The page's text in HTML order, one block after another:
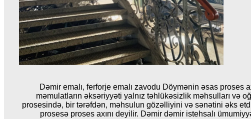
Dəmir emalı, ferforje emalı zavodu Döymənin əsas proses
məmulatların əksəriyyəti yalnız təhlükəsizlik məhsulları və
prosesində, bir tərəfdən, məhsulun gözəlliyini və sənətini əks
prosesə proses axını deyilir. Dəmir dəmir istehsalı